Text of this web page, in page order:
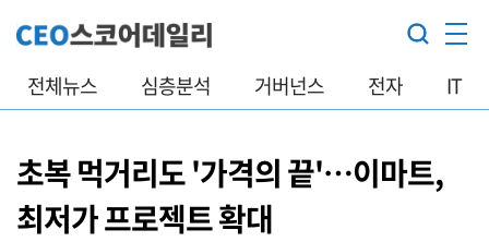
전체뉴스 심층분석 거버넌스 전자 IT
초복 먹거리도 '가격의 끝'…이마트,
최저가 프로젝트 확대